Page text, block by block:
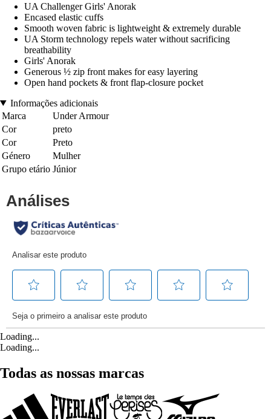
UA Challenger Girls' Anorak
Encased elastic cuffs
Smooth woven fabric is lightweight & extremely durable
UA Storm technology repels water without sacrificing
breathability
Girls' Anorak
Generous ½ zip front makes for easy layering
Open hand pockets & front flap-closure pocket
Informações adicionais
Marca
Under Armour
Cor
preto
Cor
Preto
Género
Mulher
Grupo etário Júnior
Loading...
Loading...
Todas as nossas marcas